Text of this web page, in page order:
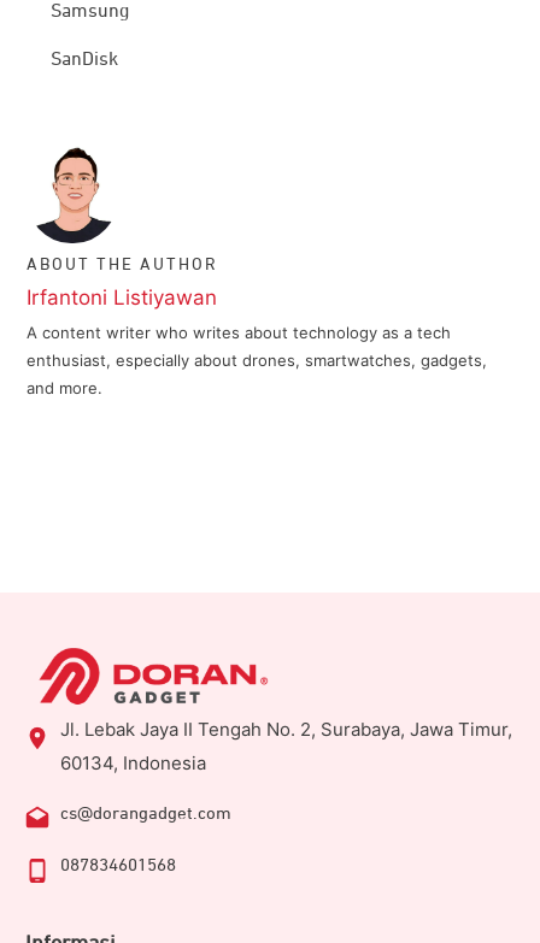
Samsung
SanDisk
ABOUT THE AUTHOR
Irfantoni Listiyawan
A content writer who writes about technology as a tech
enthusiast, especially about drones, smartwatches, gadgets,
and more.
Jl. Lebak Jaya II Tengah No. 2, Surabaya, Jawa Timur,
60134, Indonesia
cs@dorangadget.com
087834601568